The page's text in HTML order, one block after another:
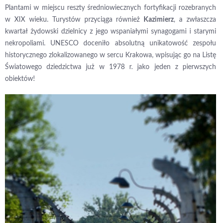
Plantami w miejscu reszty średniowiecznych fortyfikacji rozebranych
w XIX wieku. Turystów przyciąga również
Kazimierz, a zwłaszcza
kwartał żydowski dzielnicy z jego wspaniałymi synagogami i starymi
nekropoliami. UNESCO doceniło absolutną unikatowość zespołu
historycznego zlokalizowanego w sercu Krakowa, wpisując go na Listę
Światowego dziedzictwa już w 1978 r. jako jeden z pierwszych
obiektów!